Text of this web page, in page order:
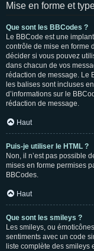
Mise en forme et
Que sont les BBCodes ?
Le BBCode est une
contrôle de mise en forme
décider si vous pouvez
dans chacun de vos
rédaction de message. Le
les balises sont incluses
d’informations sur le
rédaction de message.
Haut
Puis-je utiliser le HTML ?
Non, il n’est pas possible
mises en forme permises
BBCodes.
Haut
Que sont les smileys ?
Les smileys, ou
sentiments avec un code
liste complète des